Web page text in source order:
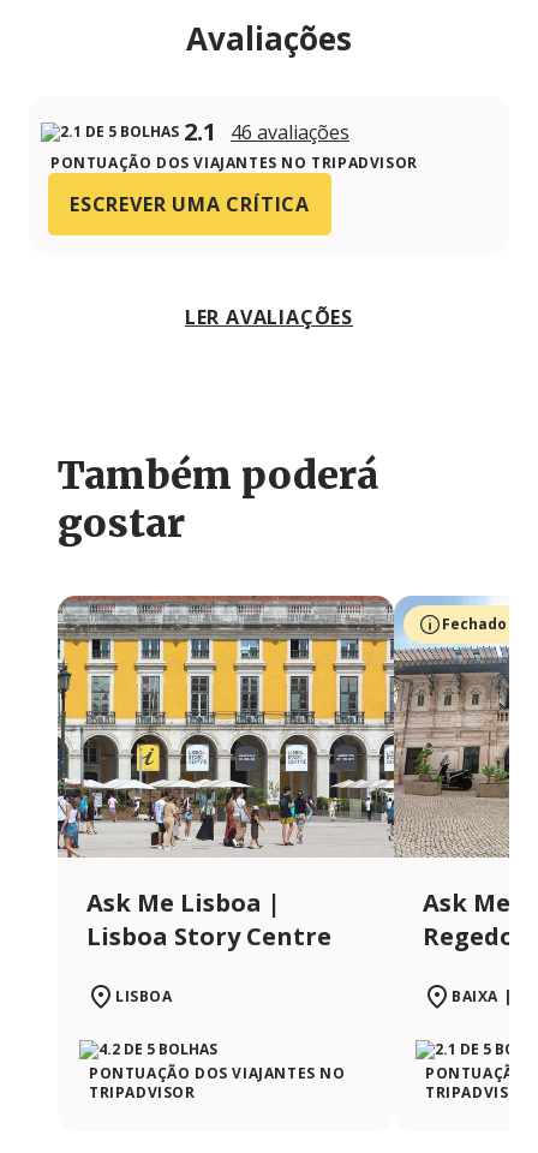
Avaliações
2.1 46 avaliações
PONTUAÇÃO DOS VIAJANTES NO TRIPADVISOR
ESCREVER UMA CRÍTICA
LER AVALIAÇÕES
Também poderá
gostar
Ask Me Lisboa |
Lisboa Story Centre
LISBOA
PONTUAÇÃO DOS VIAJANTES NO
TRIPADVISOR
Fechado
Ask Me
Regedor
BAIXA |
PONTUAÇÃO
TRIPADVISOR